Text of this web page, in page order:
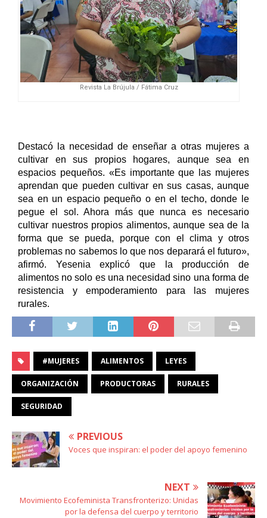
Revista La Brújula / Fátima Cruz
Destacó la necesidad de enseñar a otras mujeres a
cultivar en sus propios hogares, aunque sea en
espacios pequeños. «Es importante que las mujeres
aprendan que pueden cultivar en sus casas, aunque
sea en un espacio pequeño o en el techo, donde le
pegue el sol. Ahora más que nunca es necesario
cultivar nuestros propios alimentos, aunque sea de la
forma que se pueda, porque con el clima y otros
problemas no sabemos lo que nos deparará el futuro»,
afirmó. Yesenia explicó que la producción de
alimentos no solo es una necesidad sino una forma de
resistencia y empoderamiento para las mujeres
rurales.
#MUJERES ALIMENTOS LEYES
ORGANIZACIÓN PRODUCTORAS RURALES
SEGURIDAD
PREVIOUS
Voces que inspiran: el poder del apoyo femenino
NEXT
Movimiento Ecofeminista Transfronterizo: Unidas
por la defensa del cuerpo y territorio